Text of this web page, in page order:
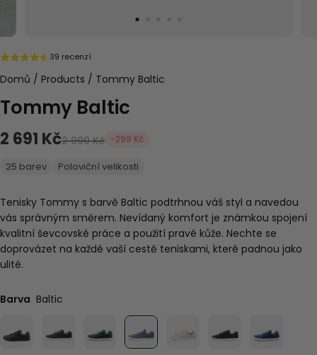
39 recenzí
Domů / Products / Tommy Baltic
Tommy Baltic
2 691 Kč2 990 Kč -299 Kč
25 barev Poloviční velikosti
Tenisky Tommy s barvě Baltic podtrhnou váš styl a navedou
vás správným směrem. Nevídaný komfort je známkou spojení
kvalitní ševcovské práce a použití pravé kůže. Nechte se
doprovázet na každé vaší cestě teniskami, které padnou jako
ulité.
Barva Baltic